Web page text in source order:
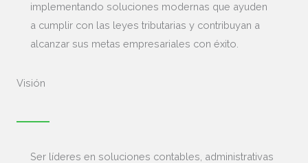
implementando soluciones modernas que ayuden
a cumplir con las leyes tributarias y contribuyan a
alcanzar sus metas empresariales con éxito.
Visión
Ser líderes en soluciones contables, administrativas